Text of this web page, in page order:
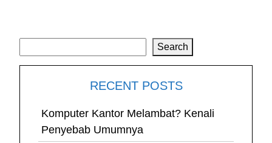
Search
RECENT POSTS
Komputer Kantor Melambat? Kenali
Penyebab Umumnya